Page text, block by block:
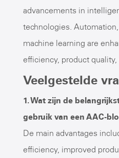
advancements in
technologies.
machine learning are
efficiency, product
Veelgestelde
1. Wat zijn de
gebruik van een AAC-
De main advantages
efficiency, improved